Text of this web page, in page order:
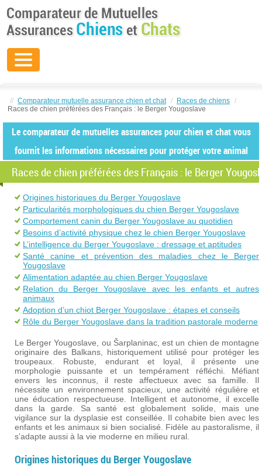
// Comparateur mutuelle assurance chien et chat / Races de chiens /
Races de chien préférées des Français : le Berger Yougoslave
Le comparateur de mutuelles assurances pour chien et chat vous
fournit les informations nécessaires pour protéger votre animal
Races de chien préférées des Français : le Berger
Origines historiques du Berger Yougoslave
Particularités morphologiques du chien Berger Yougoslave
Comportement canin du Berger Yougoslave au quotidien
Besoins d’activité physique chez le chien Berger Yougoslave
L’intelligence du Berger Yougoslave : dressage et aptitudes
Santé canine et prévention des maladies chez le Berger
Yougoslave
Alimentation adaptée au chien Berger Yougoslave
Relation du Berger Yougoslave avec les enfants et autres
animaux
Adoption d’un chiot Berger Yougoslave : étapes et conseils
Rôle du Berger Yougoslave dans la tradition pastorale moderne
Le Berger Yougoslave, ou Šarplaninac, est un chien de montagne
originaire des Balkans, historiquement utilisé pour protéger les
troupeaux. Robuste, endurant et loyal, il présente une
morphologie puissante et un tempérament réfléchi. Méfiant
envers les inconnus, il reste affectueux avec sa famille. Il
nécessite un environnement spacieux, une activité régulière et
une éducation respectueuse. Intelligent et autonome, il excelle
dans la garde. Sa santé est globalement solide, mais une
vigilance sur la dysplasie est conseillée. Il cohabite bien avec les
enfants et les animaux si bien socialisé. Fidèle au pastoralisme, il
s’adapte aussi à la vie moderne en milieu rural.
Origines historiques du Berger Yougoslave